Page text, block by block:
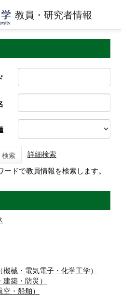
教員・研究者情報
検索
詳細検索
ドで教員情報を検索します。
械・電気電子・化学工学）
築・防災）
・船舶）